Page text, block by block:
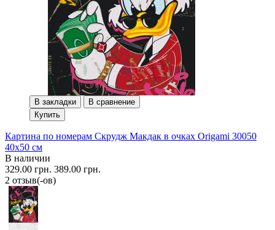
В закладки
В сравнение
Купить
Картина по номерам Скрудж Макдак в очках Origami 30050
40x50 см
В наличии
329.00 грн. 389.00 грн.
2 отзыв(-ов)